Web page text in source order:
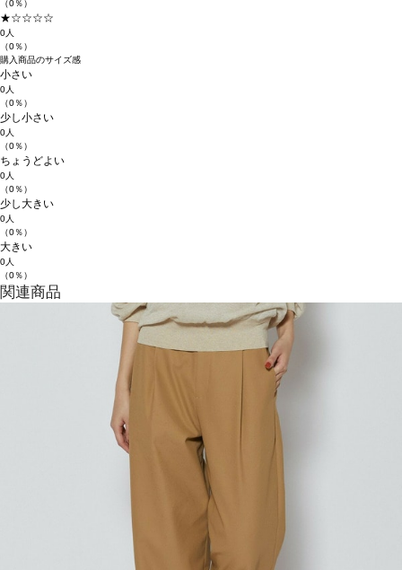
（0％）
★☆☆☆☆
0人
（0％）
購入商品のサイズ感
小さい
0人
（0％）
少し小さい
0人
（0％）
ちょうどよい
0人
（0％）
少し大きい
0人
（0％）
大きい
0人
（0％）
関連商品